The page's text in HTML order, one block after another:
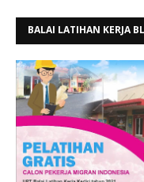
BALAI LATIHAN KERJA